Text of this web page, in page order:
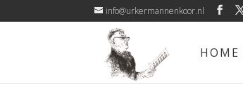
info@urkermannenkoor.nl
HOME